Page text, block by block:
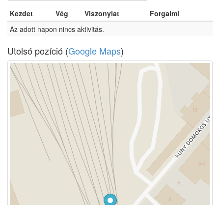
Kezdet Vég Viszonylat
Forgalmi
Az adott napon nincs aktivitás.
Utolsó pozíció (Google Maps)